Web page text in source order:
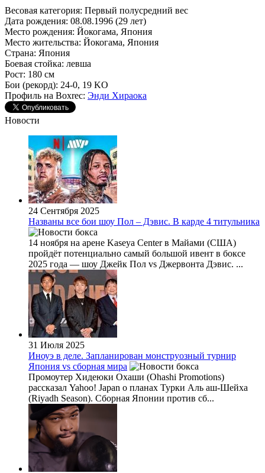
Весовая категория: Первый полусредний вес
Дата рождения: 08.08.1996 (29 лет)
Место рождения: Йокогама, Япония
Место жительства: Йокогама, Япония
Страна: Япония
Боевая стойка: левша
Рост: 180 см
Бои (рекорд): 24-0, 19 KO
Профиль на Boxrec: Энди Хираока
Новости
24 Сентября 2025
Названы все бои шоу Пол – Дэвис. В карде 4 титульника
14 ноября на арене Kaseya Center в Майами (США)
пройдёт потенциально самый большой ивент в боксе
2025 года — шоу Джейк Пол vs Джервонта Дэвис. ...
31 Июля 2025
Иноуэ в деле. Запланирован монструозный турнир
Япония vs сборная мира
Промоутер Хидеюки Охаши (Ohashi Promotions)
рассказал Yahoo! Japan о планах Турки Аль аш-Шейха
(Riyadh Season). Сборная Японии против сб...